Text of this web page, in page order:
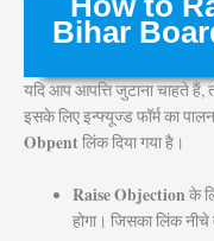
Bihar
यदि आप आपत्ति जुटाना चाहते
इसके लिए इन्फ्यूज्ड फॉर्म का
Obpentलिंक दिया गया है।
Raise Objection के
होगा। जिसका लिंक नीचे